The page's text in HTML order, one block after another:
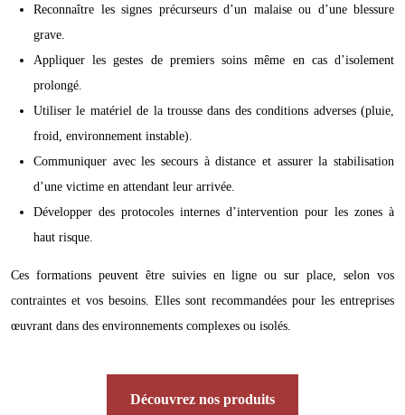
Reconnaître les signes précurseurs d’un malaise ou d’une blessure
grave.
Appliquer les gestes de premiers soins même en cas d’isolement
prolongé.
Utiliser le matériel de la trousse dans des conditions adverses (pluie,
froid, environnement instable).
Communiquer avec les secours à distance et assurer la stabilisation
d’une victime en attendant leur arrivée.
Développer des protocoles internes d’intervention pour les zones à
haut risque.
Ces formations peuvent être suivies en ligne ou sur place, selon vos
contraintes et vos besoins. Elles sont recommandées pour les entreprises
œuvrant dans des environnements complexes ou isolés.
Découvrez nos produits